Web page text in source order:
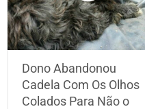
Dono Abandonou
Cadela Com Os Olhos
Colados Para Não o